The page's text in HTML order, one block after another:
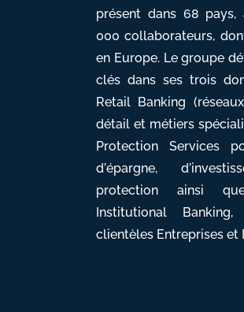
présent dans 68
000 collaborateurs,
en Europe. Le groupe
clés dans ses trois
Retail Banking
détail et métiers
Protection Services
d’épargne,
protection ainsi
Institutional
clientèles Entreprises et